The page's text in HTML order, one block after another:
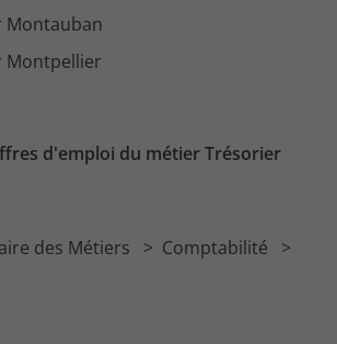
Montauban
Montpellier
d'emploi du métier Trésorier
des Métiers
Comptabilité